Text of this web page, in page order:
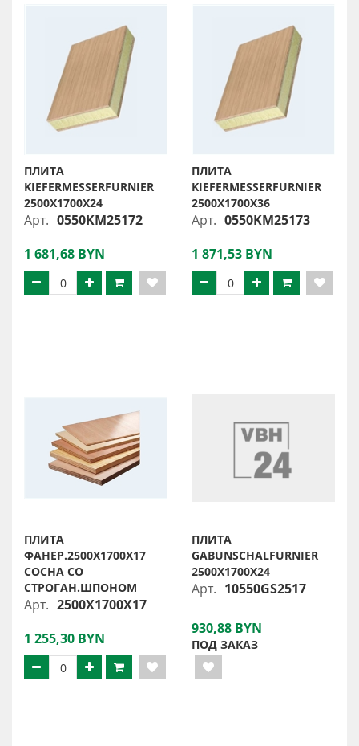
ПЛИТА
KIEFERMESSERFURNIER
2500X1700X24
Арт. 0550KM25172
1 681,68 BYN
ПЛИТА
KIEFERMESSERFURNIER
2500X1700X36
Арт. 0550KM25173
1 871,53 BYN
ПЛИТА
ФАНЕР.2500X1700X17
СОСНА СО
СТРОГАН.ШПОНОМ
Арт. 2500X1700X17
1 255,30 BYN
ПЛИТА
GABUNSCHALFURNIER
2500X1700X24
Арт. 10550GS2517
930,88 BYN
ПОД ЗАКАЗ